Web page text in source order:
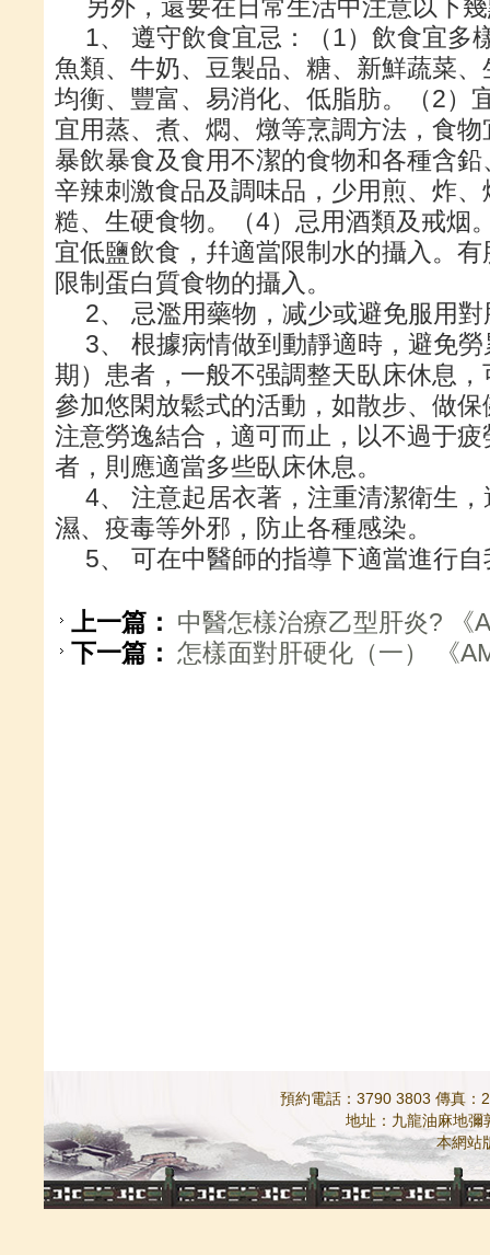
另外，還要在日常生活中注意以下
1、 遵守飲食宜忌：（1）飲食宜多
魚類、牛奶、豆製品、糖、新鮮蔬菜
均衡、豐富、易消化、低脂肪。（2）
宜用蒸、煮、燜、燉等烹調方法，食
暴飲暴食及食用不潔的食物和各種含
辛辣刺激食品及調味品，少用煎、炸
糙、生硬食物。（4）忌用酒類及戒烟
宜低鹽飲食，幷適當限制水的攝入。
限制蛋白質食物的攝入。
2、 忌濫用藥物，减少或避免服用
3、 根據病情做到動靜適時，避免
期）患者，一般不强調整天臥床休息
參加悠閑放鬆式的活動，如散步、做
注意勞逸結合，適可而止，以不過于
者，則應適當多些臥床休息。
4、 注意起居衣著，注重清潔衛生
濕、疫毒等外邪，防止各種感染。
5、 可在中醫師的指導下適當進行
上一篇： 中醫怎樣治療乙型肝炎? 《
下一篇： 怎樣面對肝硬化（一） 《
預約電話：3790 3803 傳真：
地址：九龍油麻地
本網站